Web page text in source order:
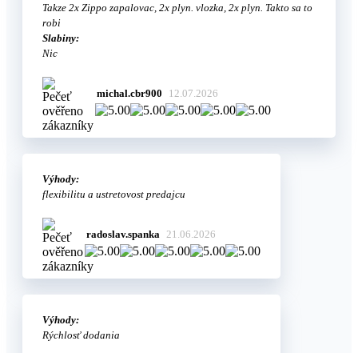
Takze 2x Zippo zapalovac, 2x plyn. vlozka, 2x plyn. Takto sa to
robi
Slabiny:
Nic
michal.cbr900 12.07.2026
Výhody:
flexibilitu a ustretovost predajcu
radoslav.spanka 21.06.2026
Výhody:
Rýchlosť dodania